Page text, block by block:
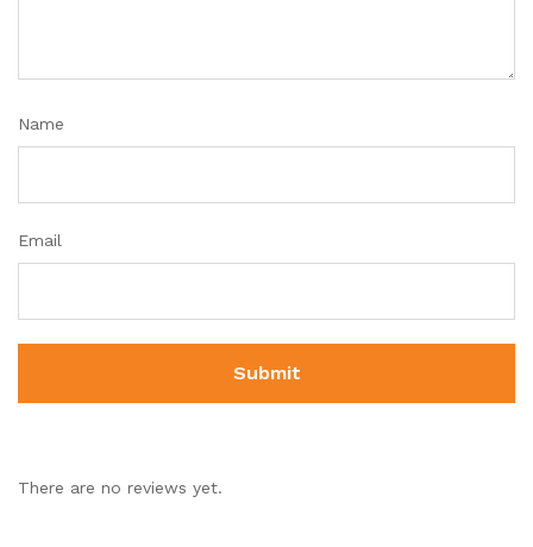
Name
Email
There are no reviews yet.